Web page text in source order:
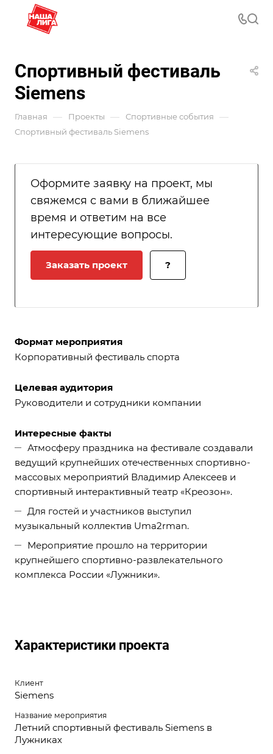
Спортивный фестиваль
Siemens
Главная — Проекты — Спортивные события —
Спортивный фестиваль Siemens
Оформите заявку на проект, мы
свяжемся с вами в ближайшее
время и ответим на все
интересующие вопросы.
Заказать проект ?
Формат мероприятия
Корпоративный фестиваль спорта
Целевая аудитория
Руководители и сотрудники компании
Интересные факты
Атмосферу праздника на фестивале создавали
ведущий крупнейших отечественных спортивно-
массовых мероприятий Владимир Алексеев и
спортивный интерактивный театр «Креозон».
Для гостей и участников выступил
музыкальный коллектив Uma2rman.
Мероприятие прошло на территории
крупнейшего спортивно-развлекательного
комплекса России «Лужники».
Характеристики проекта
Клиент
Siemens
Название мероприятия
Летний спортивный фестиваль Siemens в
Лужниках